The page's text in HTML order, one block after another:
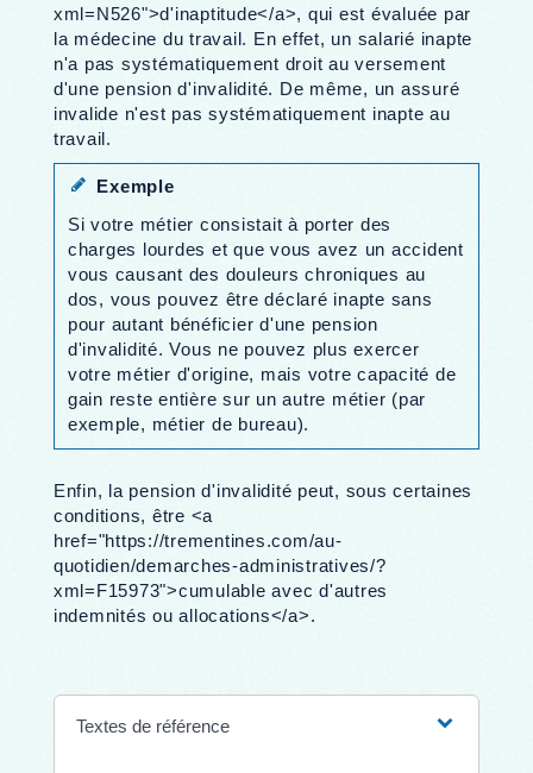
xml=N526">d'inaptitude</a>, qui est évaluée par
la médecine du travail. En effet, un salarié inapte
n'a pas systématiquement droit au versement
d'une pension d'invalidité. De même, un assuré
invalide n'est pas systématiquement inapte au
travail.
Exemple
Si votre métier consistait à porter des
charges lourdes et que vous avez un accident
vous causant des douleurs chroniques au
dos, vous pouvez être déclaré inapte sans
pour autant bénéficier d'une pension
d'invalidité. Vous ne pouvez plus exercer
votre métier d'origine, mais votre capacité de
gain reste entière sur un autre métier (par
exemple, métier de bureau).
Enfin, la pension d'invalidité peut, sous certaines
conditions, être <a
href="https://trementines.com/au-
quotidien/demarches-administratives/?
xml=F15973">cumulable avec d'autres
indemnités ou allocations</a>.
Textes de référence